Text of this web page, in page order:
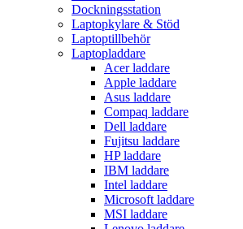
Dockningsstation
Laptopkylare & Stöd
Laptoptillbehör
Laptopladdare
Acer laddare
Apple laddare
Asus laddare
Compaq laddare
Dell laddare
Fujitsu laddare
HP laddare
IBM laddare
Intel laddare
Microsoft laddare
MSI laddare